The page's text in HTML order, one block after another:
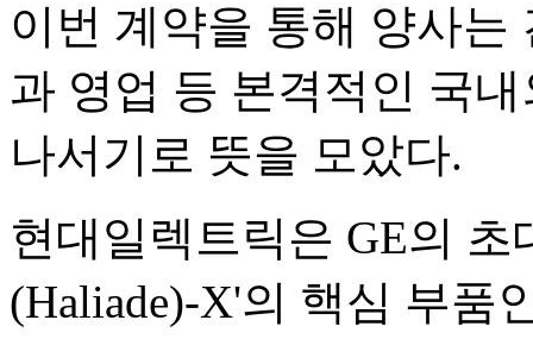
이번 계약을 통해 양사는
과 영업 등 본격적인 국
나서기로 뜻을 모았다.
현대일렉트릭은 GE의
(Haliade)-X'의 핵심 부품